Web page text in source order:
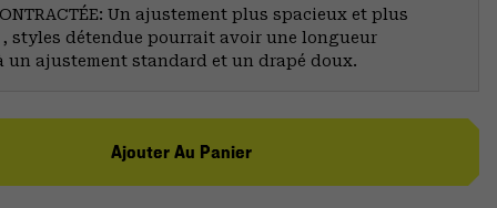
Un ajustement plus spacieux et plus
styles détendue pourrait avoir une longueur
un ajustement standard et un drapé doux.
Ajouter Au Panier